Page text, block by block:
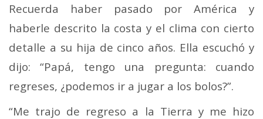
Recuerda haber pasado por América y
haberle descrito la costa y el clima con cierto
detalle a su hija de cinco años. Ella escuchó y
dijo: “Papá, tengo una pregunta: cuando
regreses, ¿podemos ir a jugar a los bolos?”.
“Me trajo de regreso a la Tierra y me hizo